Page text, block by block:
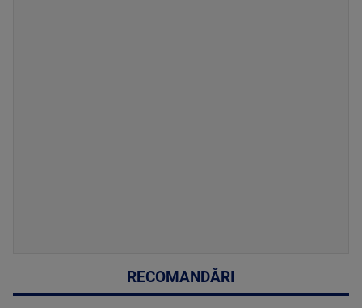
RECOMANDĂRI